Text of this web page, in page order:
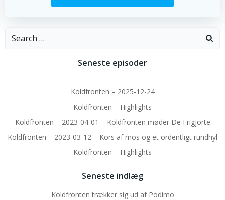
Search
Seneste episoder
Koldfronten – 2025-12-24
Koldfronten – Highlights
Koldfronten – 2023-04-01 – Koldfronten møder De Frigjorte
Koldfronten – 2023-03-12 – Kors af mos og et ordentligt rundhyl
Koldfronten – Highlights
Seneste indlæg
Koldfronten trækker sig ud af Podimo